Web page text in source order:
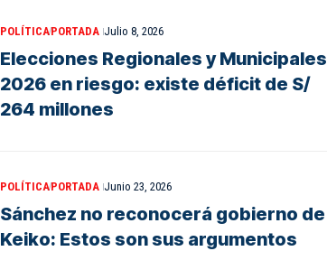
POLÍTICAPORTADA Julio 8, 2026
Elecciones Regionales y Municipales
2026 en riesgo: existe déficit de S/
264 millones
POLÍTICAPORTADA Junio 23, 2026
Sánchez no reconocerá gobierno de
Keiko: Estos son sus argumentos